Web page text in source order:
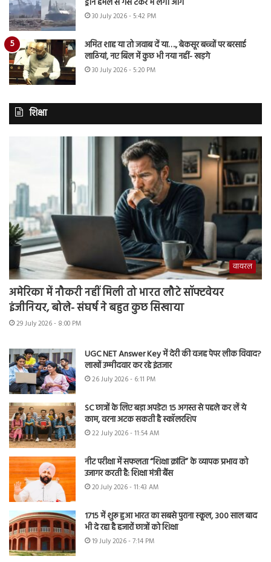
30 July 2026 - 5:42 PM
अमित शाह या तो जवाब दें या…., बेकसूर बच्चों पर बरसाई
लाठियां, नए बिल में कुछ भी नया नहीं- खड़गे
30 July 2026 - 5:20 PM
शिक्षा
वायरल
अमेरिका में नौकरी नहीं मिली तो भारत लौटे सॉफ्टवेयर
इंजीनियर, बोले- संघर्ष ने बहुत कुछ सिखाया
29 July 2026 - 8:00 PM
UGC NET Answer Key में देरी की वजह पेपर लीक विवाद?
लाखों उम्मीदवार कर रहे इंतजार
26 July 2026 - 6:11 PM
SC छात्रों के लिए बड़ा अपडेट! 15 अगस्त से पहले कर लें ये
काम, वरना अटक सकती है स्कॉलरशिप
22 July 2026 - 11:54 AM
नीट परीक्षा में सफलता “शिक्षा क्रांति” के व्यापक प्रभाव को
उजागर करती है: शिक्षा मंत्री बैंस
20 July 2026 - 11:43 AM
1715 में शुरू हुआ भारत का सबसे पुराना स्कूल, 300 साल बाद
भी दे रहा है हजारों छात्रों को शिक्षा
19 July 2026 - 7:14 PM